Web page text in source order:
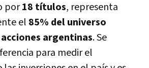
por18 títulos, representa
el 85% del universo
argentinas. Se
para medir el